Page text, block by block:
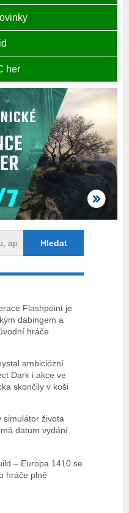
her
Flashpoint je
dabingem a
hráče
ambiciózní
Dark i akce ve
skončily v koši
simulátor života
datum vydání
– Europa 1410 se
hráče plně